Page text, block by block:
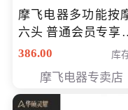
摩飞电器多功能按
六头 普通会员专享
199元
386.00 库
摩飞电器专卖店